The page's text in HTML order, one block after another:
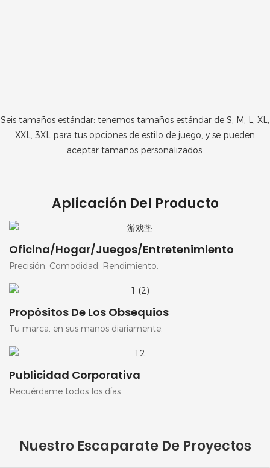
Seis tamaños estándar: tenemos tamaños estándar de S, M, L, XL,
XXL, 3XL para tus opciones de estilo de juego, y se pueden
aceptar tamaños personalizados.
Aplicación Del Producto
Oficina/Hogar/Juegos/Entretenimiento
Precisión. Comodidad. Rendimiento.
Propósitos De Los Obsequios
Tu marca, en sus manos diariamente.
Publicidad Corporativa
Recuérdame todos los días
Nuestro Escaparate De Proyectos